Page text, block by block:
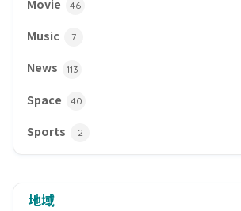
Movie 46
Music 7
News 113
Space 40
Sports 2
地域